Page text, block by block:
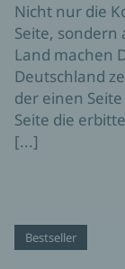
Nicht nur die
Seite,
Land machen
Deutschland
der einen
Seite die
[...]
Bestseller